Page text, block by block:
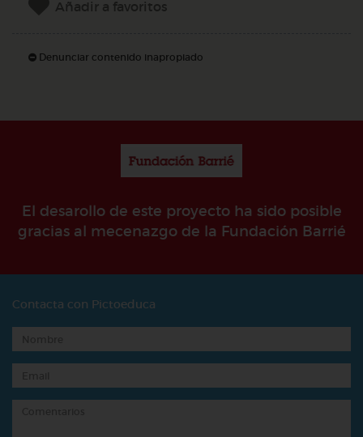
Añadir a favoritos
Denunciar contenido inapropiado
El desarollo de este proyecto ha sido posible
gracias al mecenazgo de la Fundación Barrié
Contacta con Pictoeduca